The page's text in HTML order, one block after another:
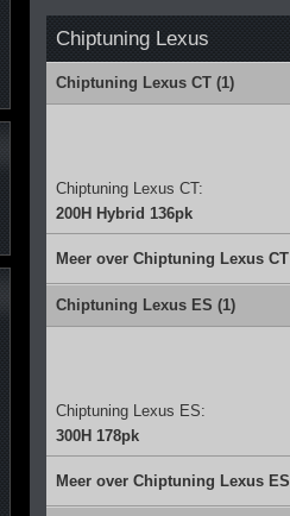
Chiptuning Lexus
Chiptuning Lexus CT (1)
Chiptuning Lexus CT:
200H Hybrid 136pk
Meer over Chiptuning Lexus CT
Chiptuning Lexus ES (1)
Chiptuning Lexus ES:
300H 178pk
Meer over Chiptuning Lexus ES